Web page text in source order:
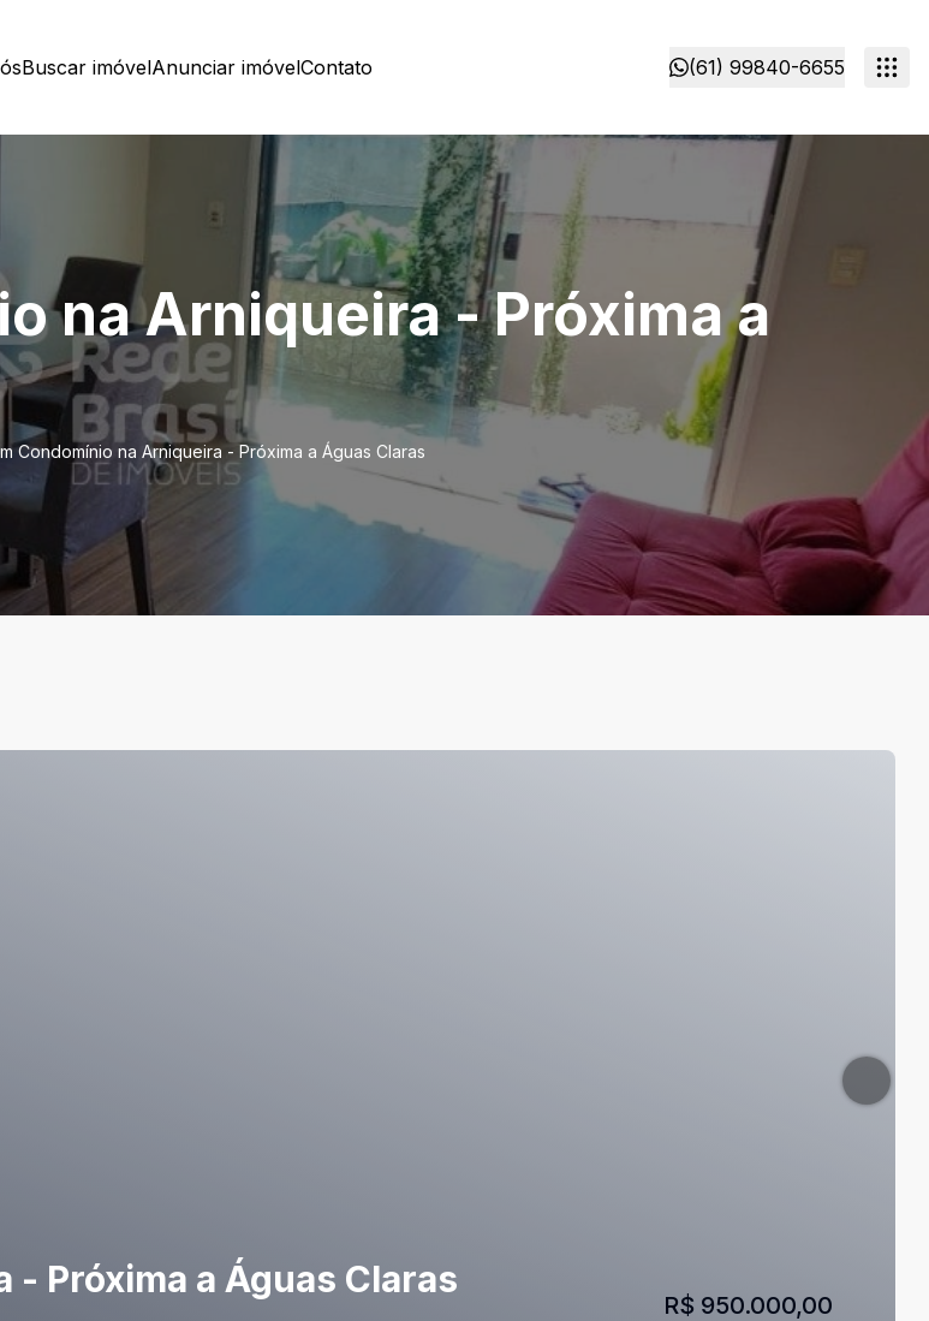
Buscar imóvelAnunciar imóvelContato (61) 99840-6655
na Arniqueira - Próxima a
Condomínio na Arniqueira - Próxima a Águas Claras
Próxima a Águas Claras
R$ 950.000,00